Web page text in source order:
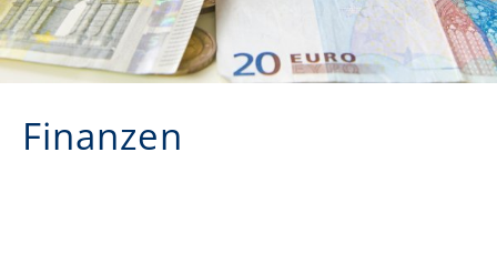
Finanzen